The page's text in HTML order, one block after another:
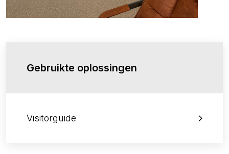
Gebruikte oplossingen
Visitorguide